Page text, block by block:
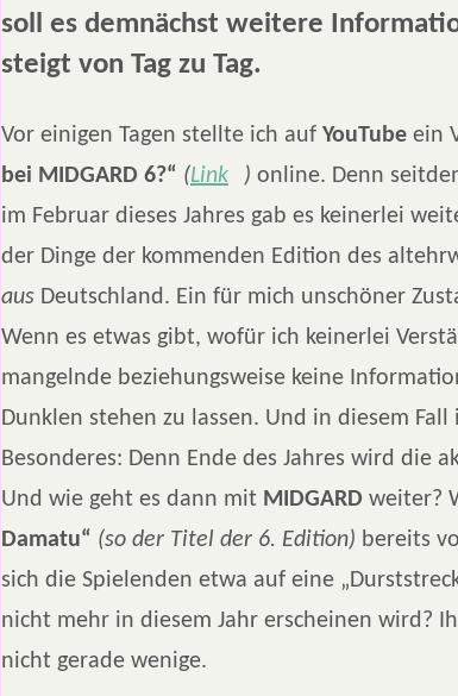
soll es demnächst weitere
steigt von Tag zu Tag.
Vor einigen Tagen stellte ich auf YouTube ein
bei MIDGARD 6?“ (Link ) online. Denn
im Februar dieses Jahres gab es keinerlei
der Dinge der kommenden Edition des
aus Deutschland. Ein für mich unschöner
Wenn es etwas gibt, wofür ich keinerlei
mangelnde beziehungsweise keine
Dunklen stehen zu lassen. Und in diesem
Besonderes: Denn Ende des Jahres wird die
Und wie geht es dann mit MIDGARD weiter?
Damatu“ (so der Titel der 6. Edition) bereits
sich die Spielenden etwa auf eine
nicht mehr in diesem Jahr erscheinen wird?
nicht gerade wenige.